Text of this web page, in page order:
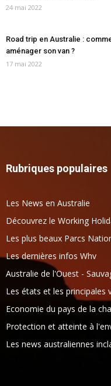
24 mai 2022
Road trip en Australie :
aménager son van ?
17 mai 2022
Rubriques populaires
Les News en Australie
Découvrez le Working
Les plus beaux Parcs
Les dernières infos Whv
Australie de l'Ouest -
Les états et les principales
Economie du pays de la
Protection et atteinte à
Les news australiennes